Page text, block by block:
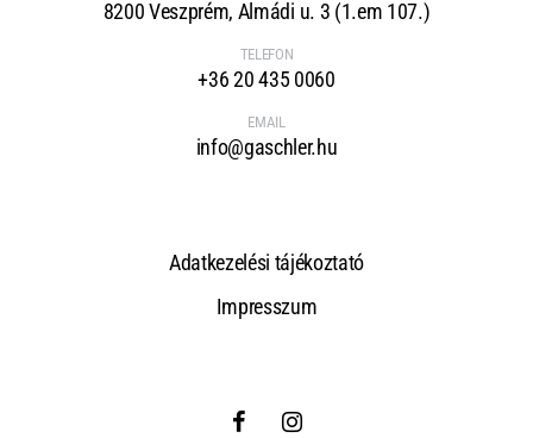
8200 Veszprém, Almádi u. 3 (1.em 107.)
TELEFON
+36 20 435 0060
EMAIL
info@gaschler.hu
Adatkezelési tájékoztató
Impresszum